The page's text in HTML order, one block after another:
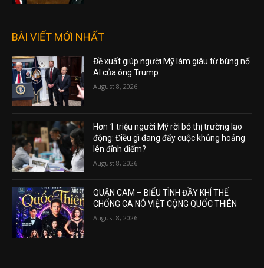
BÀI VIẾT MỚI NHẤT
Đề xuất giúp người Mỹ làm giàu từ bùng nổ
AI của ông Trump
August 8, 2026
Hơn 1 triệu người Mỹ rời bỏ thị trường lao
động: Điều gì đang đẩy cuộc khủng hoảng
lên đỉnh điểm?
August 8, 2026
QUẬN CAM – BIỂU TÌNH ĐẦY KHÍ THẾ
CHỐNG CA NÔ VIỆT CỘNG QUỐC THIÊN
August 8, 2026